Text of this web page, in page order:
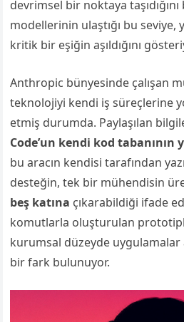
devrimsel bir noktaya
modellerinin ulaştığı bu seviye,
kritik bir eşiğin aşıldığını
Anthropic bünyesinde çalışan
teknolojiyi kendi iş süreçlerine
etmiş durumda. Paylaşılan
Code’un kendi kod tabanının
bu aracın kendisi tarafından
desteğin, tek bir mühendisin
beş katına çıkarabildiği ifade
komutlarla oluşturulan
kurumsal düzeyde uygulamalar
bir fark bulunuyor.